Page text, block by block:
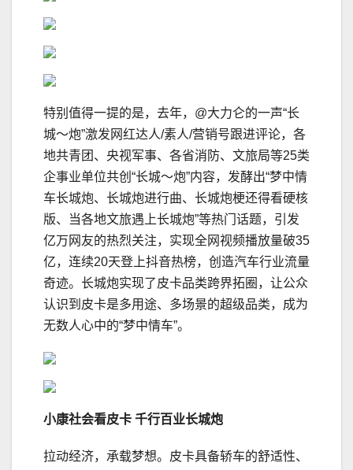
特别值得一提的是，去年，@大力仑的一声“长
城～炮”激发网红达人/素人/营销号跟进评论，各
地共青团、央视军事、各省消防、文旅局等25类
企事业单位共创“长城～炮”内容，发酵出“梦中情
车长城炮、长城炮进行曲、长城炮梗还得看硬核
版、当各地文旅遇上长城炮”等热门话题，引发
亿万网友的热烈关注，实现全网视频播放量破35
亿，连续20天登上抖音热榜，创造汽车行业流量
奇迹。长城炮实现了皮卡品类跨界拓圈，让公众
认识到皮卡是多用途、多场景的超级品类，成为
无数人心中的“梦中情车”。
小康社会看皮卡 千行百业长城炮
拉动经济，承载梦想。皮卡具备轿车的舒适性、